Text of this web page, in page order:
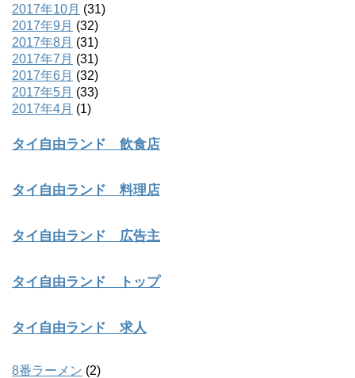
2017年10月 (31)
2017年9月 (32)
2017年8月 (31)
2017年7月 (31)
2017年6月 (32)
2017年5月 (33)
2017年4月 (1)
タイ自由ランド 飲食店
タイ自由ランド 料理店
タイ自由ランド 広告主
タイ自由ランド トップ
タイ自由ランド 求人
8番ラーメン (2)